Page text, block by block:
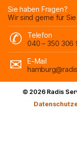
Sie haben Fragen?
Wir sind gerne für
Telefon
040 – 350 306
E-Mail
© 2026 Radis